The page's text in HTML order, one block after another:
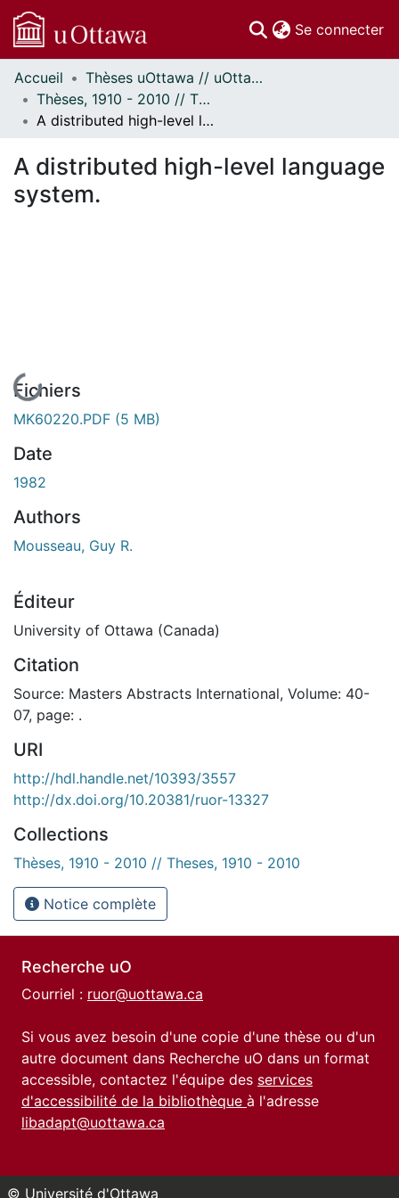
Se connecter
Communautés
et collections
Parcourir
À propos
Accueil
Thèses uOttawa // uOttawa Theses
Thèses, 1910 - 2010 // Theses, 1910 - 2010
A distributed high-level language system.
A distributed high-level language
system.
En cours de chargement...
Fichiers
MK60220.PDF (5 MB)
Date
1982
Authors
Mousseau, Guy R.
Éditeur
University of Ottawa (Canada)
Citation
Source: Masters Abstracts International, Volume: 40-
07, page: .
URI
http://hdl.handle.net/10393/3557
http://dx.doi.org/10.20381/ruor-13327
Collections
Thèses, 1910 - 2010 // Theses, 1910 - 2010
Notice complète
Recherche uO
Courriel : ruor@uottawa.ca
Si vous avez besoin d'une copie d'une thèse ou d'un
autre document dans Recherche uO dans un format
accessible, contactez l'équipe des services
d'accessibilité de la bibliothèque à l'adresse
libadapt@uottawa.ca
© Université d'Ottawa